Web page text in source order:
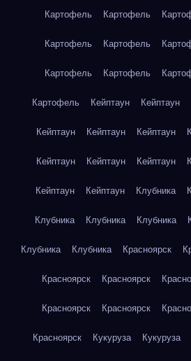
Картофель Картофель
Картофель Картофель
Картофель Картофель
Картофель Кейптаун Кейптаун
Кейптаун Кейптаун Кейптаун
Кейптаун Кейптаун Кейптаун
Кейптаун Кейптаун Клубника
Клубника Клубника Клубника
Клубника Клубника Красноярск
Красноярск Красноярск
Красноярск Красноярск
Красноярск Кукуруза Кукуруза